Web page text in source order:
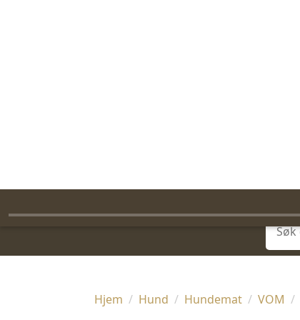
Jakt Villmark
Søk
Hjem Hund Hundemat VOM